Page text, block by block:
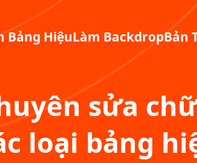
Bảng HiệuLàm BackdropBản
sửa
loại bảng